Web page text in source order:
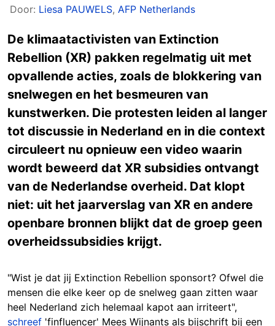
Door: Liesa PAUWELS, AFP Netherlands
De klimaatactivisten van Extinction
Rebellion (XR) pakken regelmatig uit met
opvallende acties, zoals de blokkering van
snelwegen en het besmeuren van
kunstwerken. Die protesten leiden al langer
tot discussie in Nederland en in die context
circuleert nu opnieuw een video waarin
wordt beweerd dat XR subsidies ontvangt
van de Nederlandse overheid. Dat klopt
niet: uit het jaarverslag van XR en andere
openbare bronnen blijkt dat de groep geen
overheidssubsidies krijgt.
"Wist je dat jij Extinction Rebellion sponsort? Ofwel die
mensen die elke keer op de snelweg gaan zitten waar
heel Nederland zich helemaal kapot aan irriteert",
schreef 'finfluencer' Mees Wijnants als bijschrift bij een